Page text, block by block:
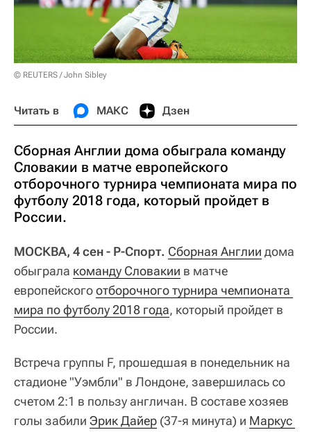
© REUTERS / John Sibley
Читать в МАКС Дзен
Сборная Англии дома обыграла команду
Словакии в матче европейского
отборочного турнира чемпионата мира по
футболу 2018 года, который пройдет в
России.
МОСКВА, 4 сен - Р-Спорт. Сборная Англии дома
обыграла команду Словакии в матче
европейскогоотборочного турнира чемпионата
мира по футболу 2018 года, который пройдет в
России.
Встреча группы F, прошедшая в понедельник на
стадионе "Уэмбли" в Лондоне, завершилась со
счетом 2:1 в пользу англичан. В составе хозяев
голы забили Эрик Дайер (37-я минута) и Маркус